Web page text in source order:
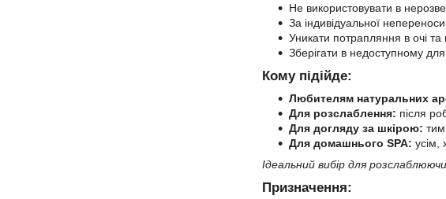
Не використовувати в
За індивідуальної
Уникати потрапляння в очі та
Зберігати в недоступному для
Кому підійде:
Любителям натуральних
Для розслаблення: після
Для догляду за шкірою:
Для домашнього SPA: усім,
Ідеальний вибір для
Призначення: